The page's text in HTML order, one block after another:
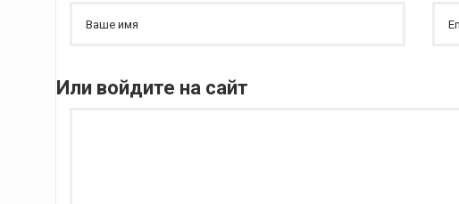
Или войдите на сайт